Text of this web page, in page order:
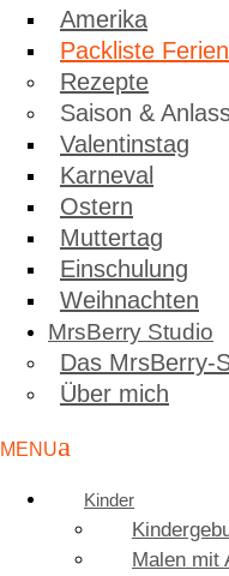
Amerika
Packliste
Rezepte
Saison &
Valentinstag
Karneval
Ostern
Muttertag
Einschulung
Weihnachten
MrsBerry Studio
Das MrsBerry-
Über mich
Kinder
Malen mit